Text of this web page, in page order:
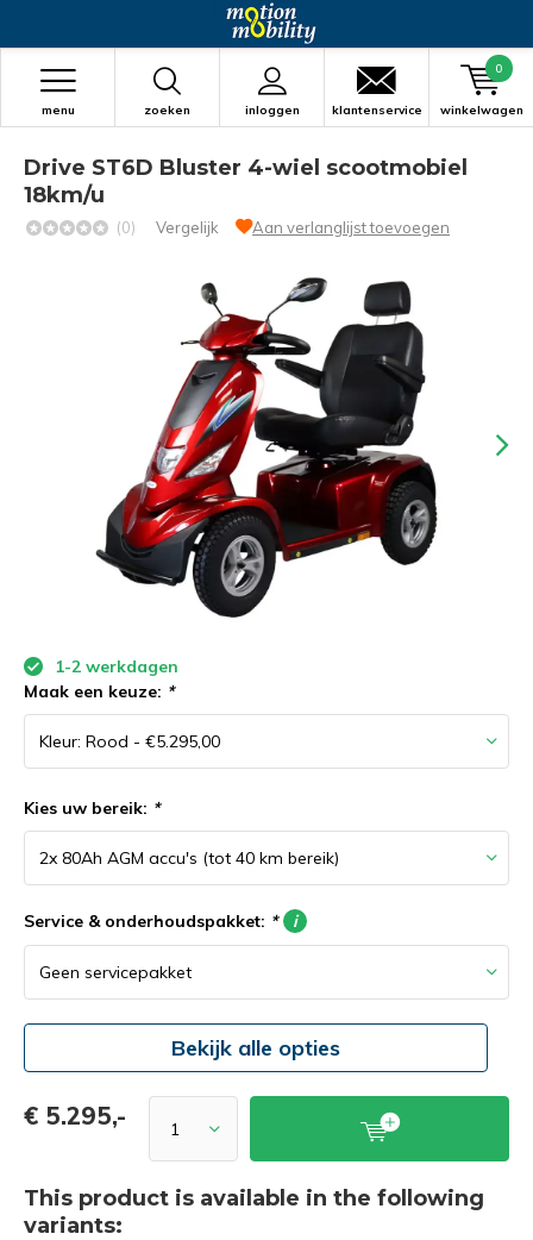
zoeken inloggen
menu klantenservice winkelwagen
0
Drive ST6D Bluster 4-wiel scootmobiel
18km/u
(0) Vergelijk Aan verlanglijst toevoegen
1-2 werkdagen
Maak een keuze: *
Kies uw bereik: *
Service & onderhoudspakket: * i
Bekijk alle opties
€ 5.295,-
This product is available in the following
variants: